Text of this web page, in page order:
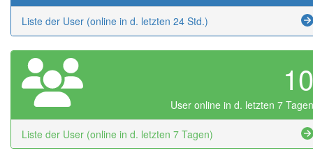
Liste der User (online in d. letzten 24 Std.)
10
User online in d. letzten 7 Tagen
Liste der User (online in d. letzten 7 Tagen)